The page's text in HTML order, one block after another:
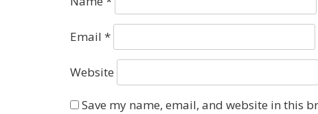
Email *
Website
Save my name, email, and website in this